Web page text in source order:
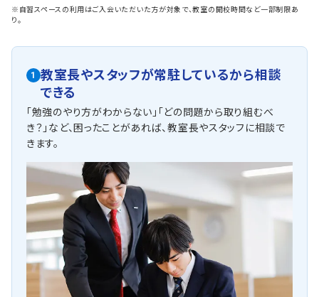
※自習スペースの利用はご入会いただいた方が対象で、教室の開校時間など一部制限あ
り。
1
教室長やスタッフが常駐しているから相談
できる
「勉強のやり方がわからない」「どの問題から取り組むべ
き？」など、困ったことがあれば、教室長やスタッフに相談で
きます。